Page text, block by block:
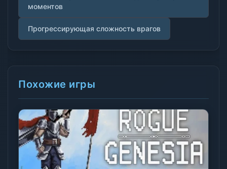
моментов
Прогрессирующая сложность врагов
Похожие игры